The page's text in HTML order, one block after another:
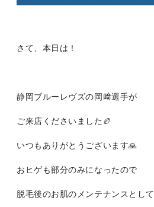
さて、本日は！
静岡ブルーレヴズの岡﨑選手が
ご来店くださいました🏉
いつもありがとうございます🙏
おヒゲも部分のみになったので
脱毛後のお肌のメンテナンスとして